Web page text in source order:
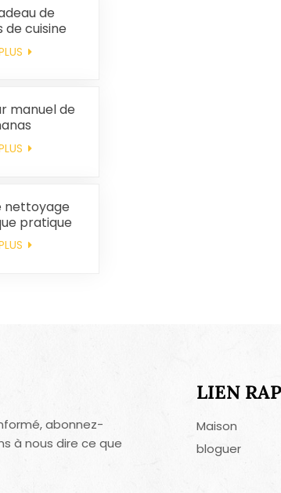
de
cuisine
en
manuel de
nettoyage
pratique
abonnez-
à nous dire ce que
LIEN
Maison
bloguer